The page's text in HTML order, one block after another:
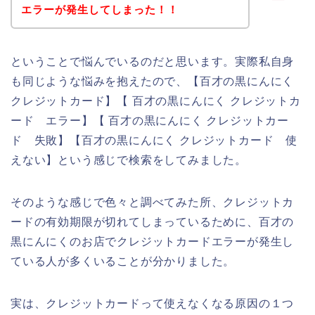
エラーが発生してしまった！！
ということで悩んでいるのだと思います。実際私自身
も同じような悩みを抱えたので、【百才の黒にんにく
クレジットカード】【 百才の黒にんにく クレジットカ
ード エラー】【 百才の黒にんにく クレジットカー
ド 失敗】【百才の黒にんにく クレジットカード 使
えない】という感じで検索をしてみました。
そのような感じで色々と調べてみた所、クレジットカ
ードの有効期限が切れてしまっているために、百才の
黒にんにくのお店でクレジットカードエラーが発生し
ている人が多くいることが分かりました。
実は、クレジットカードって使えなくなる原因の１つ